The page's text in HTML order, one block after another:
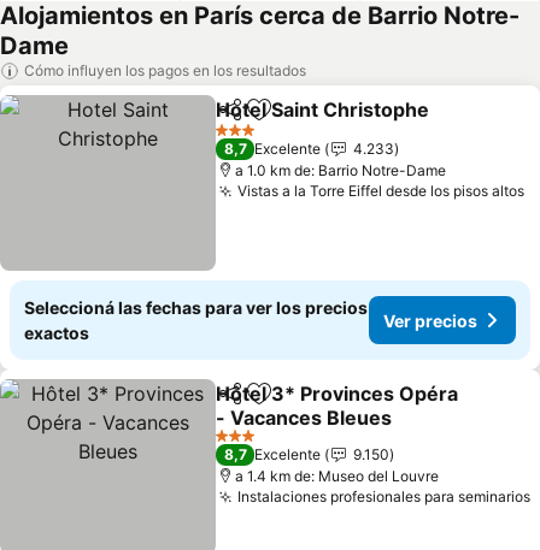
Alojamientos en París cerca de Barrio Notre-
Dame
Cómo influyen los pagos en los resultados
CompartirAñadir a favoritos
Hotel Saint Christophe
3 Estrellas
8,7 Excelente
4.233
a 1.0 km de: Barrio Notre-Dame
Vistas a la Torre Eiffel desde los pisos altos
Seleccioná las fechas para ver los precios
exactos
Ver precios
CompartirAñadir a favoritos
Hôtel 3* Provinces Opéra
- Vacances Bleues
Ver precios
3 Estrellas
8,7 Excelente
9.150
a 1.4 km de: Museo del Louvre
Instalaciones profesionales para seminarios